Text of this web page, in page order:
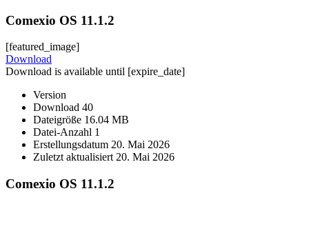
Comexio OS 11.1.2
[featured_image]
Download
Download is available until [expire_date]
Version
Download 40
Dateigröße 16.04 MB
Datei-Anzahl 1
Erstellungsdatum 20. Mai 2026
Zuletzt aktualisiert20. Mai 2026
Comexio OS 11.1.2